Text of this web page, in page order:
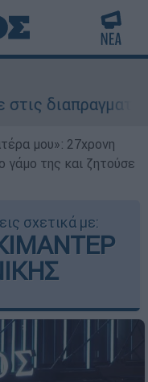
- Οι
μου»: 27χρονη
της και ζητούσε
σχετικά με: